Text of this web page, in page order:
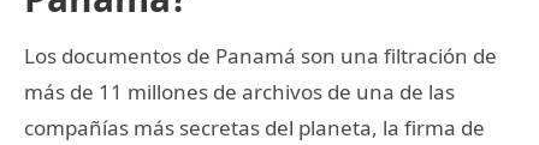
Los documentos de Panamá son una filtración de
más de 11 millones de archivos de una de las
compañías más secretas del planeta, la firma de